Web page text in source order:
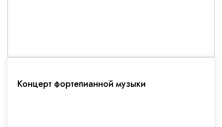
Концерт фортепианной музыки